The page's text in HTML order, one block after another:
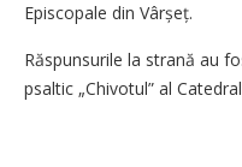
Episcopale din Vârșeț.
Răspunsurile la strană au
psaltic „Chivotul” al